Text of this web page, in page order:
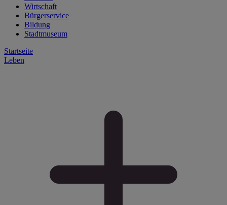
Wirtschaft
Bürgerservice
Bildung
Stadtmuseum
Startseite
Leben